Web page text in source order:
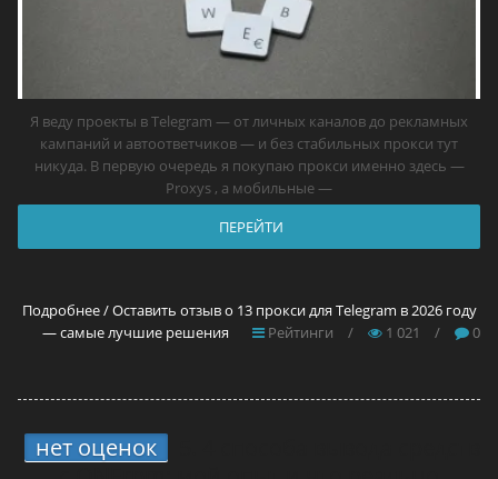
Я веду проекты в Telegram — от личных каналов до рекламных
кампаний и автоответчиков — и без стабильных прокси тут
никуда. В первую очередь я покупаю прокси именно здесь —
Proxys , а мобильные —
ПЕРЕЙТИ
Подробнее / Оставить отзыв о 13 прокси для Telegram в 2026 году
— самые лучшие решения
Рейтинги / 1 021 / 0
нет оценок